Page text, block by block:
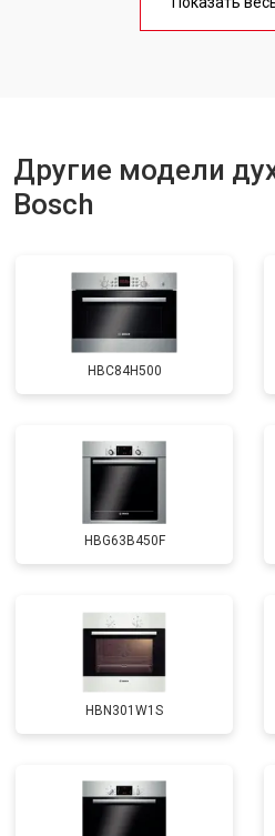
Другие модели
Bosch
HBC84H500
HBG63B450F
HBN301W1S